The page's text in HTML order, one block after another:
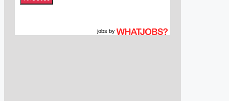
jobs by